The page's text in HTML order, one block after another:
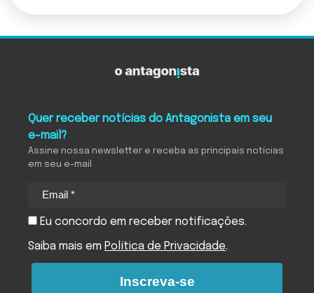
Quer receber notícias do Antagonista em seu
e-mail?
Assine nossa newsletter e receba as principais notícias
em seu e-mail
Eu concordo em receber notificações.
Saiba mais em Política de Privacidade.
Inscreva-se